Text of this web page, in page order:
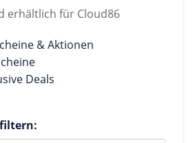
erhältlich für Cloud86
& Aktionen
Deals